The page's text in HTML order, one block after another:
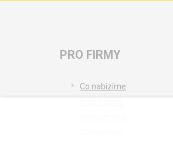
PRO FIRMY
Co nabízíme